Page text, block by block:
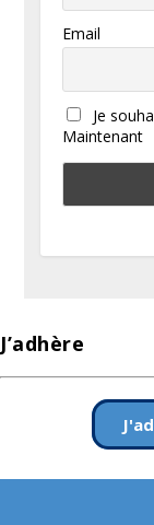
Email
Je
Maintenant
J’adhère